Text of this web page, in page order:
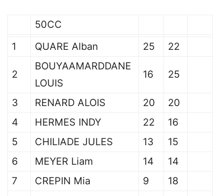
50CC
1
QUARE Alban 25 22
2
BOUYAAMARDDANE
LOUIS
16 25
3 RENARD ALOIS 20
20
4
HERMES INDY 22
16
5
CHILIADE JULES 13
15
6
MEYER Liam 14
14
7
CREPIN Mia 9
18